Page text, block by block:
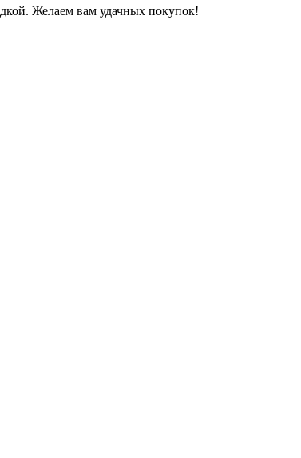
Желаем вам удачных покупок!